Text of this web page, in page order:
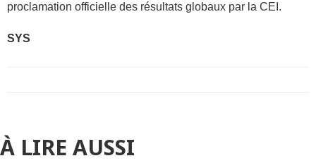
proclamation officielle des résultats globaux par la CEI.
SYS
À LIRE AUSSI